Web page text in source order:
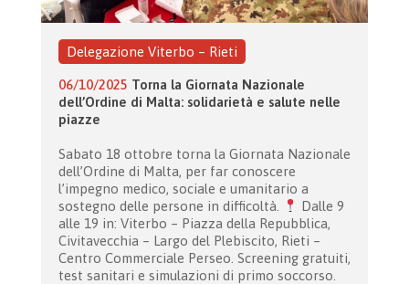
Delegazione Viterbo – Rieti
06/10/2025 Torna la Giornata Nazionale
dell’Ordine di Malta: solidarietà e salute nelle
piazze
Sabato 18 ottobre torna la Giornata Nazionale
dell’Ordine di Malta, per far conoscere
l’impegno medico, sociale e umanitario a
sostegno delle persone in difficoltà.
Dalle 9
alle 19 in: Viterbo – Piazza della Repubblica,
Civitavecchia – Largo del Plebiscito, Rieti –
Centro Commerciale Perseo. Screening gratuiti,
test sanitari e simulazioni di primo soccorso.